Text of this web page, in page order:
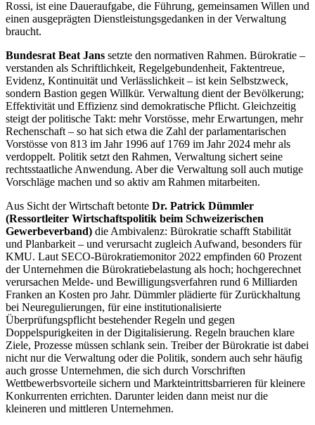
Rossi, ist eine Daueraufgabe, die Führung, gemeinsamen Willen und
einen ausgeprägten Dienstleistungsgedanken in der Verwaltung
braucht.
Bundesrat Beat Jans setzte den normativen Rahmen. Bürokratie –
verstanden als Schriftlichkeit, Regelgebundenheit, Faktentreue,
Evidenz, Kontinuität und Verlässlichkeit – ist kein Selbstzweck,
sondern Bastion gegen Willkür. Verwaltung dient der Bevölkerung;
Effektivität und Effizienz sind demokratische Pflicht. Gleichzeitig
steigt der politische Takt: mehr Vorstösse, mehr Erwartungen, mehr
Rechenschaft – so hat sich etwa die Zahl der parlamentarischen
Vorstösse von 813 im Jahr 1996 auf 1769 im Jahr 2024 mehr als
verdoppelt. Politik setzt den Rahmen, Verwaltung sichert seine
rechtsstaatliche Anwendung. Aber die Verwaltung soll auch mutige
Vorschläge machen und so aktiv am Rahmen mitarbeiten.
Aus Sicht der Wirtschaft betonte Dr. Patrick Dümmler
(Ressortleiter Wirtschaftspolitik beim Schweizerischen
Gewerbeverband) die Ambivalenz: Bürokratie schafft Stabilität
und Planbarkeit – und verursacht zugleich Aufwand, besonders für
KMU. Laut SECO-Bürokratiemonitor 2022 empfinden 60 Prozent
der Unternehmen die Bürokratiebelastung als hoch; hochgerechnet
verursachen Melde- und Bewilligungsverfahren rund 6 Milliarden
Franken an Kosten pro Jahr. Dümmler plädierte für Zurückhaltung
bei Neuregulierungen, für eine institutionalisierte
Überprüfungspflicht bestehender Regeln und gegen
Doppelspurigkeiten in der Digitalisierung. Regeln brauchen klare
Ziele, Prozesse müssen schlank sein. Treiber der Bürokratie ist dabei
nicht nur die Verwaltung oder die Politik, sondern auch sehr häufig
auch grosse Unternehmen, die sich durch Vorschriften
Wettbewerbsvorteile sichern und Markteintrittsbarrieren für kleinere
Konkurrenten errichten. Darunter leiden dann meist nur die
kleineren und mittleren Unternehmen.